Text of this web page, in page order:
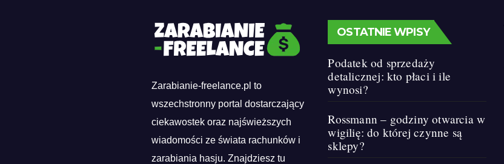
Zarabianie-freelance.pl to
wszechstronny portal dostarczający
ciekawostek oraz najświeższych
wiadomości ze świata rachunków i
zarabiania hasju. Znajdziesz tu
OSTATNIE WPISY
Podatek od sprzedaży
detalicznej: kto płaci i ile
wynosi?
Rossmann – godziny otwarcia w
wigilię: do której czynne są
sklepy?